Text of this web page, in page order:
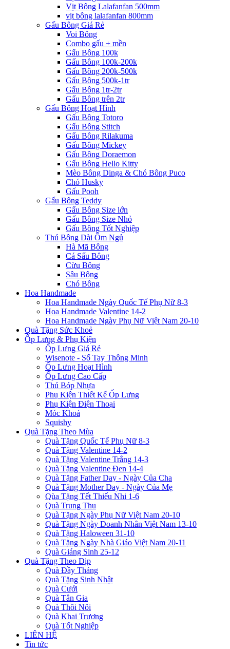
Vịt Bông Lalafanfan 500mm
vịt bông lalafanfan 800mm
Gấu Bông Giá Rẻ
Voi Bông
Combo gấu + mền
Gấu Bông 100k
Gấu Bông 100k-200k
Gấu Bông 200k-500k
Gấu Bông 500k-1tr
Gấu Bông 1tr-2tr
Gấu Bông trên 2tr
Gấu Bông Hoạt Hình
Gấu Bông Totoro
Gấu Bông Stitch
Gấu Bông Rilakuma
Gấu Bông Mickey
Gấu Bông Doraemon
Gấu Bông Hello Kitty
Mèo Bông Dinga & Chó Bông Puco
Chó Husky
Gấu Pooh
Gấu Bông Teddy
Gấu Bông Size lớn
Gấu Bông Size Nhỏ
Gấu Bông Tốt Nghiệp
Thú Bông Dài Ôm Ngủ
Hà Mã Bông
Cá Sấu Bông
Cừu Bông
Sâu Bông
Chó Bông
Hoa Handmade
Hoa Handmade Ngày Quốc Tế Phụ Nữ 8-3
Hoa Handmade Valentine 14-2
Hoa Handmade Ngày Phụ Nữ Việt Nam 20-10
Quà Tặng Sức Khoẻ
Ốp Lưng & Phụ Kiện
Ốp Lưng Giá Rẻ
Wisenote - Sổ Tay Thông Minh
Ốp Lưng Hoạt Hình
Ốp Lưng Cao Cấp
Thú Bóp Nhựa
Phụ Kiện Thiết Kế Ốp Lưng
Phụ Kiện Điện Thoại
Móc Khoá
Squishy
Quà Tặng Theo Mùa
Quà Tặng Quốc Tế Phụ Nữ 8-3
Quà Tặng Valentine 14-2
Quà Tặng Valentine Trắng 14-3
Quà Tặng Valentine Đen 14-4
Quà Tặng Father Day - Ngày Của Cha
Quà Tặng Mother Day - Ngày Của Mẹ
Qùa Tặng Tết Thiếu Nhi 1-6
Quà Trung Thu
Quà Tặng Ngày Phụ Nữ Việt Nam 20-10
Quà Tặng Ngày Doanh Nhân Việt Nam 13-10
Quà Tặng Haloween 31-10
Quà Tặng Ngày Nhà Giáo Việt Nam 20-11
Quà Giáng Sinh 25-12
Quà Tặng Theo Dịp
Quà Đầy Tháng
Quà Tặng Sinh Nhật
Quà Cưới
Quà Tân Gia
Quà Thôi Nôi
Quà Khai Trương
Quà Tốt Nghiệp
LIÊN HỆ
Tin tức